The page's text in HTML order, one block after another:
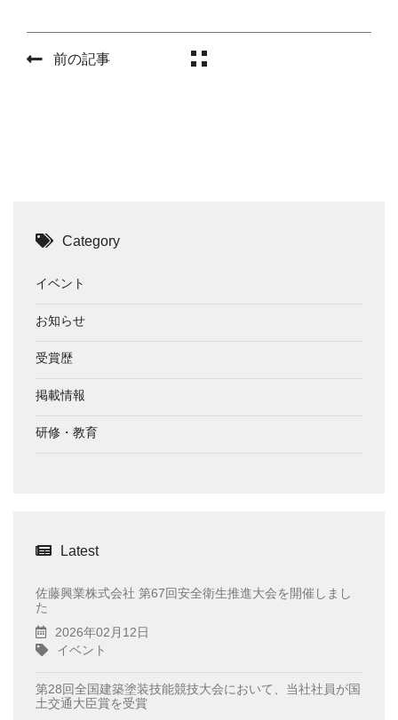
前の記事
Category
イベント
お知らせ
受賞歴
掲載情報
研修・教育
Latest
佐藤興業株式会社 第67回安全衛生推進大会を開催しまし
た
2026年02月12日
イベント
第28回全国建築塗装技能競技大会において、当社社員が国
土交通大臣賞を受賞